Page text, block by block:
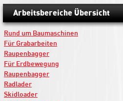
Arbeitsbereiche Übersicht
Rund um Baumaschinen
Für Grabarbeiten
Raupenbagger
Für Erdbewegung
Raupenbagger
Radlader
Skidloader